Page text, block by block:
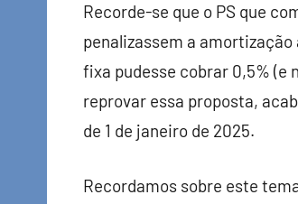
Recorde-se que o PS que
penalizassem a
fixa pudesse cobrar 0,5% (e
reprovar essa proposta,
de 1 de janeiro de 2025.
Recordamos sobre este